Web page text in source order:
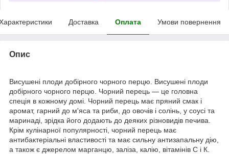
Доставка Оплата Умови повернення
Опис
Висушені плоди добірного чорного перцю. Висушені плоди
добірного чорного перцю. Чорний перець — це головна
спеція в кожному домі. Чорний перець має пряний смак і
аромат, гарний до м'яса та риби, до овочів і солінь, у соусі та
маринаді, зрідка його додають до деяких різновидів печива.
Крім кулінарної популярності, чорний перець має
антибактеріальні властивості та має сильну антизапальну дію,
а також є джерелом марганцю, заліза, калію, вітамінів С і К.